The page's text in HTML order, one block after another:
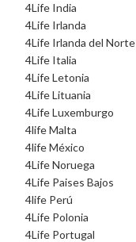
4Life India
4Life Irlanda
4Life Irlanda del Norte
4Life Italia
4Life Letonia
4Life Lituania
4Life Luxemburgo
4life Malta
4life México
4Life Noruega
4Life Paises Bajos
4life Perú
4Life Polonia
4Life Portugal